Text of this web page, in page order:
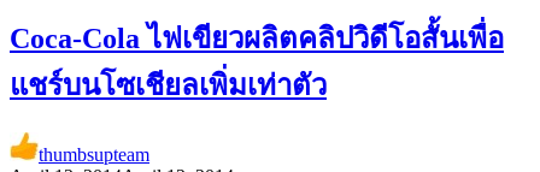
Coca-Cola ไฟเขียวผลิตคลิปวิดีโอสั้นเพื่อ
แชร์บนโซเชียลเพิ่มเท่าตัว
thumbsupteam